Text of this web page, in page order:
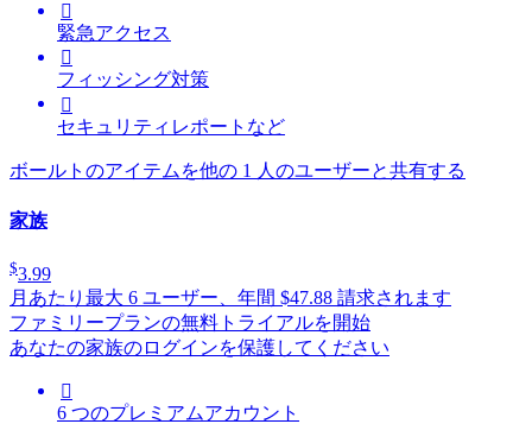

緊急アクセス

フィッシング対策

セキュリティレポートなど
ボールトのアイテムを他の 1 人のユーザーと共有する
家族
$3.99
月あたり 最大 6 ユーザー、年間 $47.88 請求されます
ファミリープランの無料トライアルを開始
あなたの家族のログインを保護してください

6 つのプレミアムアカウント